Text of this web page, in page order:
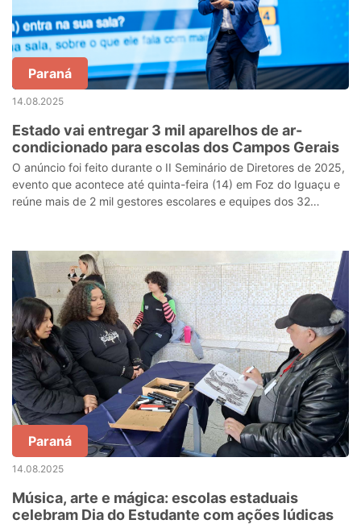
Paraná
14.08.2025
Estado vai entregar 3 mil aparelhos de ar-
condicionado para escolas dos Campos Gerais
O anúncio foi feito durante o II Seminário de Diretores de 2025,
evento que acontece até quinta-feira (14) em Foz do Iguaçu e
reúne mais de 2 mil gestores escolares e equipes dos 32
Paraná
14.08.2025
Música, arte e mágica: escolas estaduais
celebram Dia do Estudante com ações lúdicas